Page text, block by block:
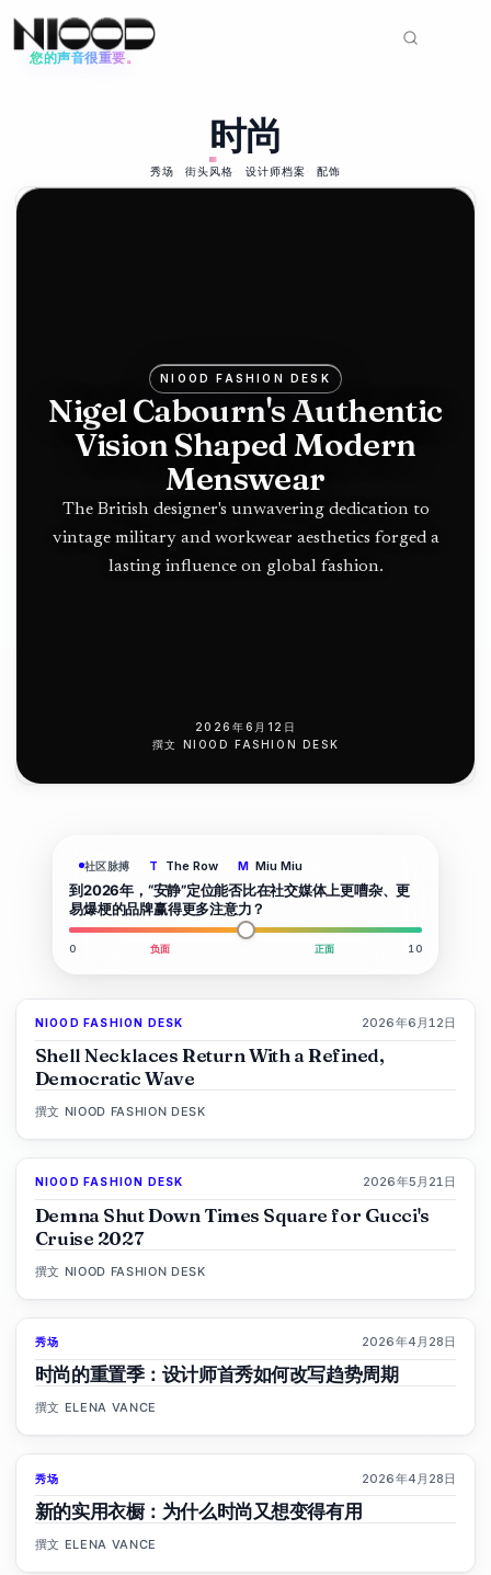
您的声音很重要。
Mike
Boss in
luxury
时尚
秀场 街头风格 设计师档案 配饰
NIOOD FASHION DESK
Nigel Cabourn's Authentic
Vision Shaped Modern
Menswear
The British designer's unwavering dedication to
vintage military and workwear aesthetics forged a
lasting influence on global fashion.
2026年6月12日
撰文 NIOOD FASHION DESK
社区脉搏 T The Row M Miu Miu
到2026年，“安静”定位能否比在社交媒体上更嘈杂、更
易爆梗的品牌赢得更多注意力？
0 负面 正面 10
LIVE BRIEF
NIOOD FASHION DESK 2026年6月12日
Shell Necklaces Return With a Refined,
Democratic Wave
撰文 NIOOD FASHION DESK
LIVE BRIEF
NIOOD FASHION DESK 2026年5月21日
Demna Shut Down Times Square for Gucci's
Cruise 2027
撰文 NIOOD FASHION DESK
88% 72
秀场 2026年4月28日
时尚的重置季：设计师首秀如何改写趋势周期
撰文 ELENA VANCE
87% 67
秀场 2026年4月28日
新的实用衣橱：为什么时尚又想变得有用
撰文 ELENA VANCE